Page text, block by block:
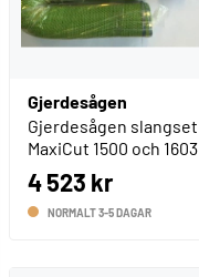
Gjerdesågen
Gjerdesågen slangset
MaxiCut 1500 och 1603
4 523 kr
NORMALT 3-5 DAGAR